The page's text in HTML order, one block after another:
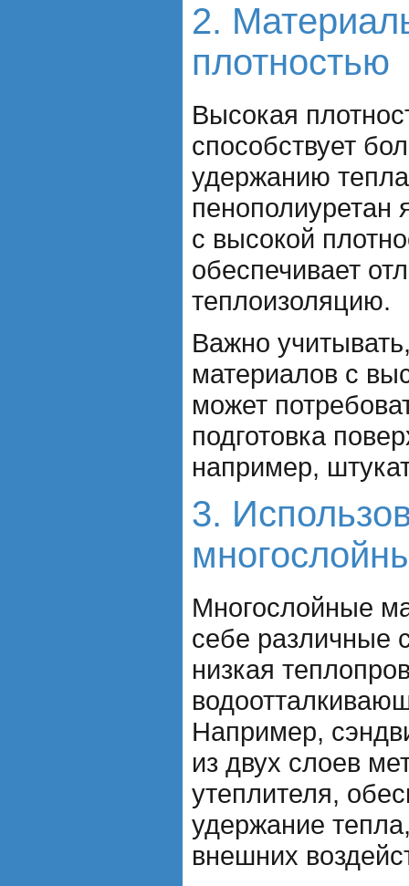
2.
плотностью
Высокая
способствует
удержанию
пенополиуретан
с высокой
обеспечивает
теплоизоляцию.
Важно
материалов с
может
подготовка
например,
3.
Многослойные
себе различные
низкая
Например,
из двух слоев
утеплителя,
удержание
внешних